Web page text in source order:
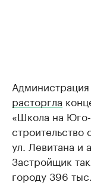
расторгла
«Школа на Юго-
строительство
ул. Левитана и
Застройщик
городу 396